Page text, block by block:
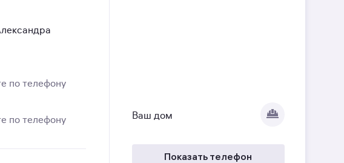
по телефону
по телефону
Ваш дом
Показать телефон